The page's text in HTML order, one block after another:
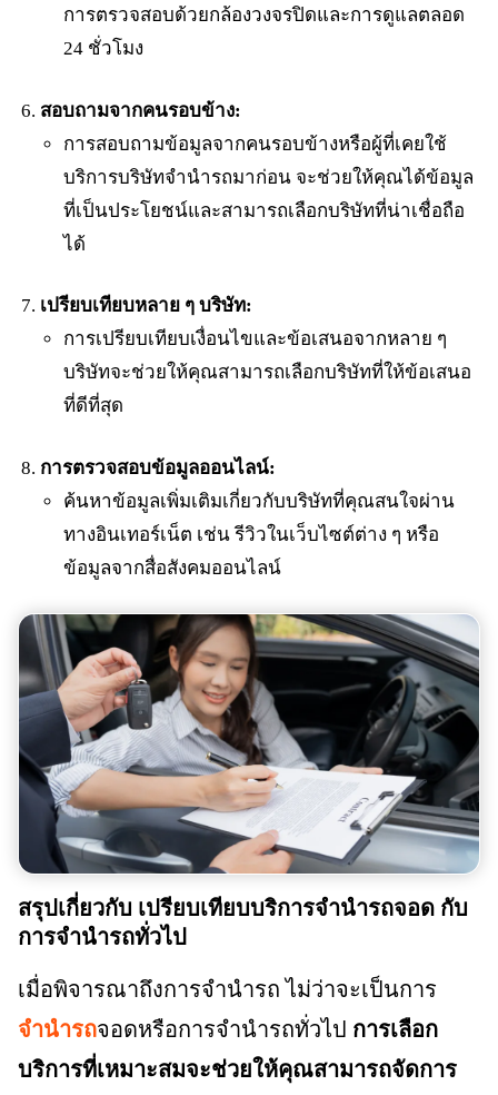
การตรวจสอบด้วยกล้องวงจรปิดและการดูแลตลอด
24 ชั่วโมง
สอบถามจากคนรอบข้าง:
การสอบถามข้อมูลจากคนรอบข้างหรือผู้ที่เคยใช้
บริการบริษัทจำนำรถมาก่อน จะช่วยให้คุณได้ข้อมูล
ที่เป็นประโยชน์และสามารถเลือกบริษัทที่น่าเชื่อถือ
ได้
เปรียบเทียบหลาย ๆ บริษัท:
การเปรียบเทียบเงื่อนไขและข้อเสนอจากหลาย ๆ
บริษัทจะช่วยให้คุณสามารถเลือกบริษัทที่ให้ข้อเสนอ
ที่ดีที่สุด
การตรวจสอบข้อมูลออนไลน์:
ค้นหาข้อมูลเพิ่มเติมเกี่ยวกับบริษัทที่คุณสนใจผ่าน
ทางอินเทอร์เน็ต เช่น รีวิวในเว็บไซต์ต่าง ๆ หรือ
ข้อมูลจากสื่อสังคมออนไลน์
สรุปเกี่ยวกับ เปรียบเทียบบริการจำนำรถจอด กับ
การจำนำรถทั่วไป
เมื่อพิจารณาถึงการจำนำรถ ไม่ว่าจะเป็นการ
จำนำรถจอดหรือการจำนำรถทั่วไป การเลือก
บริการที่เหมาะสมจะช่วยให้คุณสามารถจัดการ